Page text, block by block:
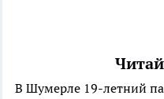
В Шумерле 19-летний